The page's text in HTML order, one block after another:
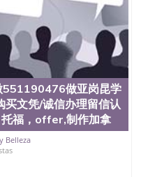
551190476做亚岗昆学
文凭/诚信办理留信认
托福，offer,制作加拿
Belleza